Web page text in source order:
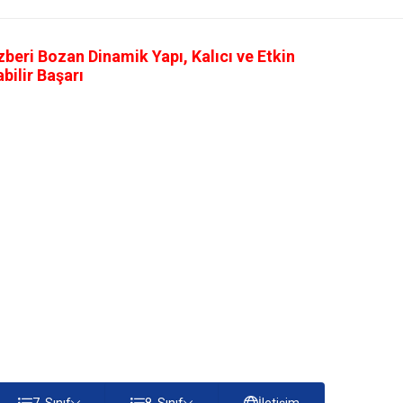
Bozan Dinamik Yapı, Kalıcı ve Etkin
Başarı